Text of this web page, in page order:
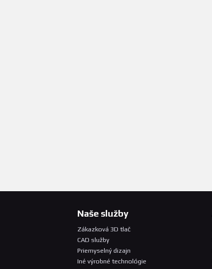
Naše služby
Zákazková 3D tlač
CAD služby
Priemyselný dizajn
Iné výrobné technológie